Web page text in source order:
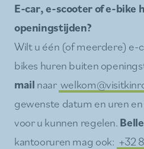
E-car, e-scooter of e-bike
openingstijden?
Wilt u één (of meerdere) e-
bikes huren buiten
mail naar
gewenste datum en uren
voor u kunnen regelen.
kantooruren mag ook: +32